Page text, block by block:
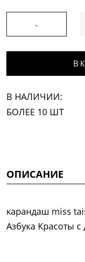
-
В
В НАЛИЧИИ:
БОЛЕЕ 10 ШТ
ОПИСАНИЕ
карандаш miss
Азбука Красоты с